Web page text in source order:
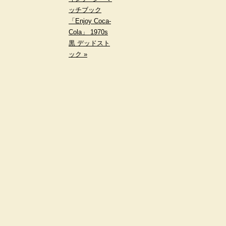
ッチブック
「Enjoy Coca-
Cola」 1970s
黒 デッドスト
ック »